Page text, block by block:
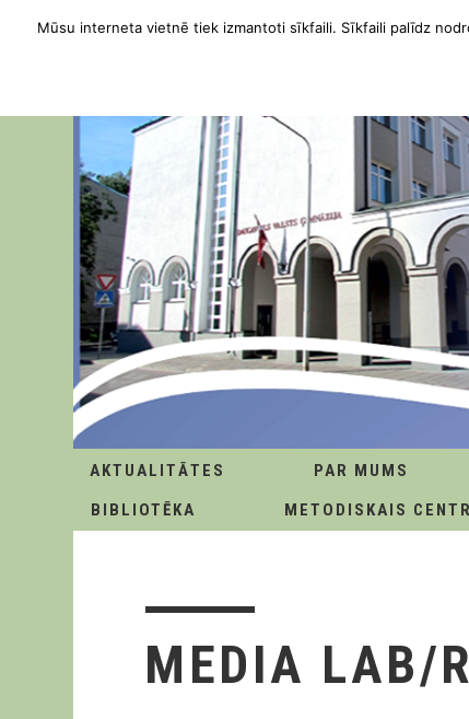
AKTUALITĀTES PAR MUMS
BIBLIOTĒKA
METODISKAIS
MEDIA LAB/
Mūsu interneta vietnē tiek izmantoti sīkfaili. Sīkfaili palīdz